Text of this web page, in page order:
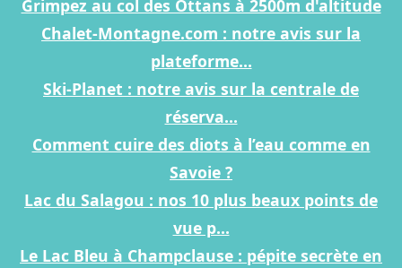
Grimpez au col des Ottans à 2500m d'altitude
Chalet-Montagne.com : notre avis sur la
plateforme...
Ski-Planet : notre avis sur la centrale de
réserva...
Comment cuire des diots à l’eau comme en
Savoie ?
Lac du Salagou : nos 10 plus beaux points de
vue p...
Le Lac Bleu à Champclause : pépite secrète en